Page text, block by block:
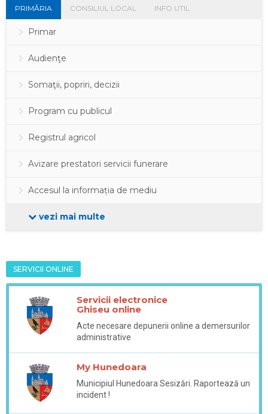
PRIMĂRIA CONSILIUL LOCAL INFO UTIL
Primar
Audienţe
Somaţii, popriri, decizii
Program cu publicul
Registrul agricol
Avizare prestatori servicii funerare
Accesul la informația de mediu
vezi mai multe
SERVICII ONLINE
Servicii electronice
Ghiseu online
Acte necesare depunerii online a demersurilor
administrative
My Hunedoara
Municipiul Hunedoara Sesizări. Raportează un
incident !